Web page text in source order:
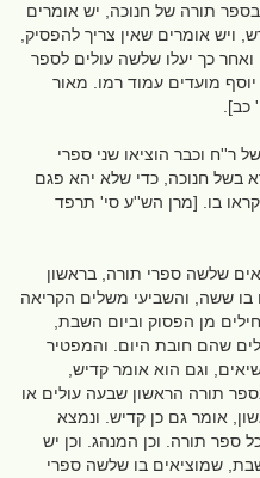
תורה של חנוכה, יש אומרים
ויש אומרים שאין צריך להפסיק,
כך יעלו שלשה עולים לספר
מועדים עמוד רמו. מאור
כב].
ר''ח וכבר הוציאו שני ספרי
בשל חנוכה, כדי שלא יהא פגם
בו. [מרן הש''ע סי' תרפד
שלשה ספרי תורה, בראשון
בו ששה, והשביעי משלים הקריאה
מן הפסוק וביום השבת,
שהם חובת היום. והמפטיר
וגם הוא אומר קדיש,
תורה הראשון שבעה עולים או
אומר גם כן קדיש. ונמצא
תורה. וכן המנהג. וכן יש
שמוציאים בו שלשה ספרי